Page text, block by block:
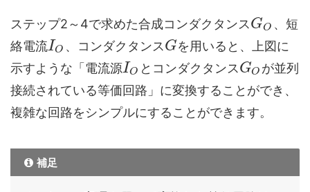
ステップ2～4で求めた合成コンダクタンスGO 、短
絡電流IO 、コンダクタンスGを用いると、上図に
示すような「電流源IO とコンダクタンスGO が並列
接続されている等価回路」に変換することができ、
複雑な回路をシンプルにすることができます。
補足